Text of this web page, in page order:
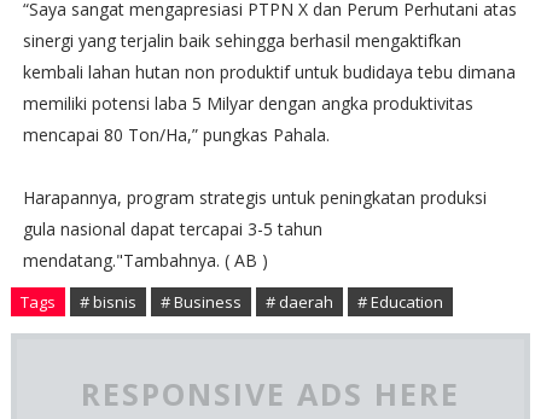
“Saya sangat mengapresiasi PTPN X dan Perum Perhutani atas
sinergi yang terjalin baik sehingga berhasil mengaktifkan
kembali lahan hutan non produktif untuk budidaya tebu dimana
memiliki potensi laba 5 Milyar dengan angka produktivitas
mencapai 80 Ton/Ha,” pungkas Pahala.
Harapannya, program strategis untuk peningkatan produksi
gula nasional dapat tercapai 3-5 tahun
mendatang."Tambahnya. ( AB )
Tags # bisnis # Business # daerah # Education
RESPONSIVE ADS HERE